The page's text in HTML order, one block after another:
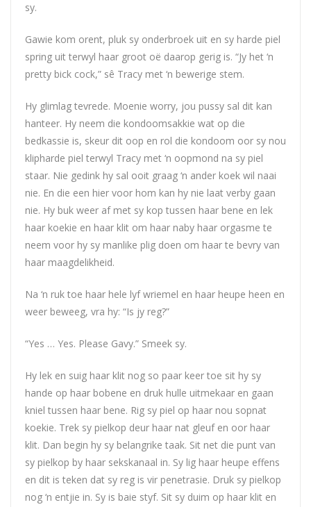
sy.
Gawie kom orent, pluk sy onderbroek uit en sy harde piel
spring uit terwyl haar groot oë daarop gerig is. “Jy het ‘n
pretty bick cock,” sê Tracy met ‘n bewerige stem.
Hy glimlag tevrede. Moenie worry, jou pussy sal dit kan
hanteer. Hy neem die kondoomsakkie wat op die
bedkassie is, skeur dit oop en rol die kondoom oor sy nou
klipharde piel terwyl Tracy met ‘n oopmond na sy piel
staar. Nie gedink hy sal ooit graag ‘n ander koek wil naai
nie. En die een hier voor hom kan hy nie laat verby gaan
nie. Hy buk weer af met sy kop tussen haar bene en lek
haar koekie en haar klit om haar naby haar orgasme te
neem voor hy sy manlike plig doen om haar te bevry van
haar maagdelikheid.
Na ‘n ruk toe haar hele lyf wriemel en haar heupe heen en
weer beweeg, vra hy: “Is jy reg?”
“Yes … Yes. Please Gavy.” Smeek sy.
Hy lek en suig haar klit nog so paar keer toe sit hy sy
hande op haar bobene en druk hulle uitmekaar en gaan
kniel tussen haar bene. Rig sy piel op haar nou sopnat
koekie. Trek sy pielkop deur haar nat gleuf en oor haar
klit. Dan begin hy sy belangrike taak. Sit net die punt van
sy pielkop by haar sekskanaal in. Sy lig haar heupe effens
en dit is teken dat sy reg is vir penetrasie. Druk sy pielkop
nog ‘n entjie in. Sy is baie styf. Sit sy duim op haar klit en